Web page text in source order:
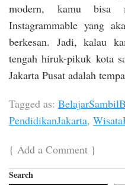
modern, kamu bisa
Instagrammable yang
berkesan. Jadi, kalau
tengah hiruk-pikuk kota
Jakarta Pusat adalah
Tagged as:
PendidikanJakarta,
{ Add a Comment }
Search